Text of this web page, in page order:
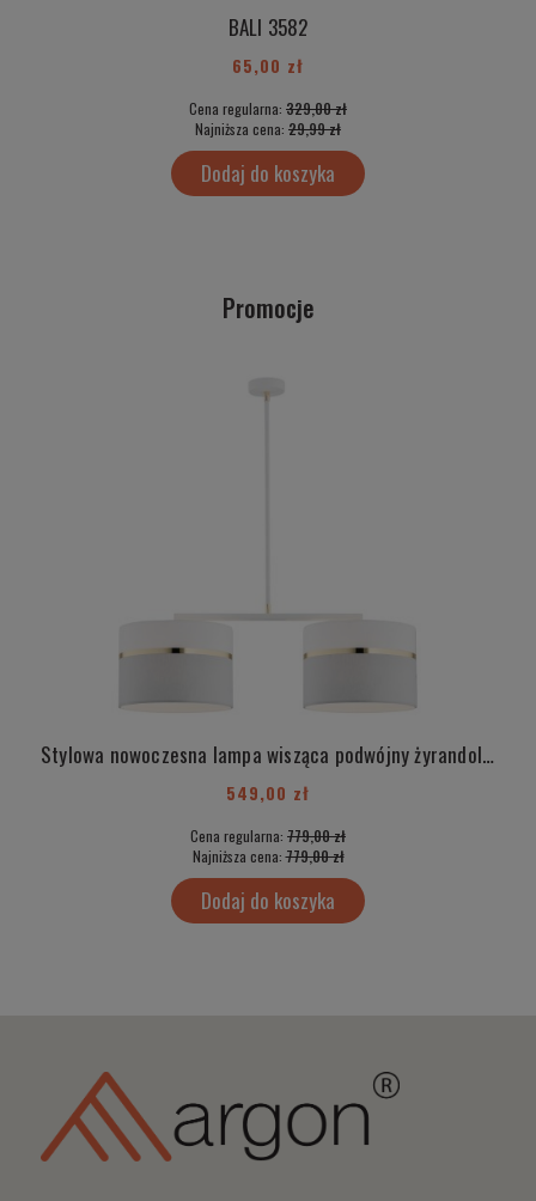
BALI 3582
65,00 zł
Cena regularna: 329,00 zł
Najniższa cena: 29,99 zł
Dodaj do koszyka
Promocje
Stylowa nowoczesna lampa wisząca podwójny żyrandol biało szary abażur złoty dekor elementy mosiądzu KASER 901
549,00 zł
Cena regularna: 779,00 zł
Najniższa cena:779,00 zł
Dodaj do koszyka